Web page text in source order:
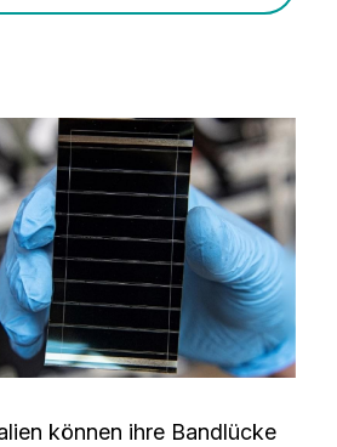
können ihre Bandlücke